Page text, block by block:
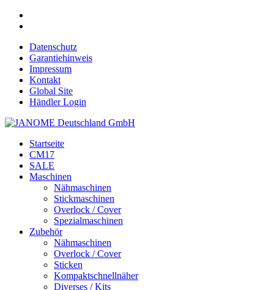
Datenschutz
Garantiehinweis
Impressum
Kontakt
Global Site
Händler Login
Startseite
CM17
SALE
Maschinen
Nähmaschinen
Stickmaschinen
Overlock / Cover
Spezialmaschinen
Zubehör
Nähmaschinen
Overlock / Cover
Sticken
Kompaktschnellnäher
Diverses / Kits